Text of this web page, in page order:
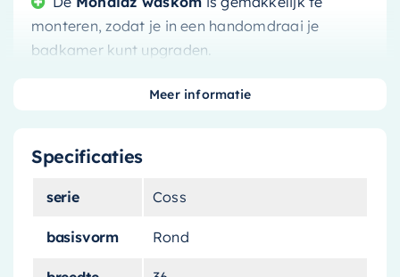
monteren, zodat je in een handomdraai je
badkamer kunt upgraden.
gemakkelijk schoon te maken en te
voor de belangrijke dingen in het leven.
Specificaties
serie Coss
basisvorm Rond
Meer informatie